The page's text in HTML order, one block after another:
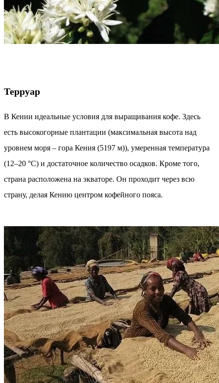
Терруар
В Кении идеальные условия для выращивания кофе. Здесь
есть высокогорные плантации (максимальная высота над
уровнем моря – гора Кения (5197 м)), умеренная температура
(12–20 °C) и достаточное количество осадков. Кроме того,
страна расположена на экваторе. Он проходит через всю
страну, делая Кению центром кофейного пояса.